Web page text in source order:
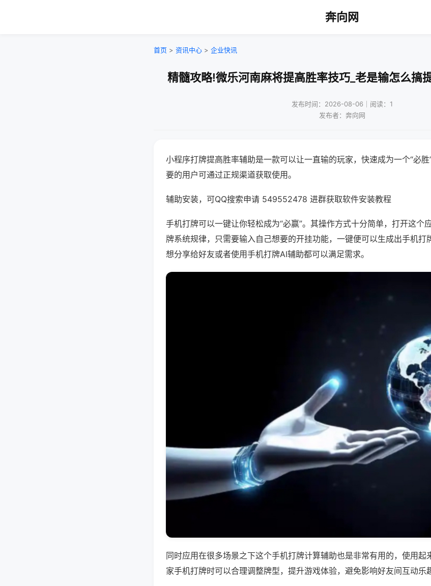
奔向网
首页 > 资讯中心 > 企业快讯
精髓攻略!微乐河南麻将提高胜率技巧_老是输怎么搞
发布时间：2026-08-06｜阅读：1
发布者：奔向网
小程序打牌提高胜率辅助是一款可以让一直输的玩家，快速成为一个“必
要的用户可通过正规渠道获取使用。
辅助安装，可QQ搜索申请 549552478 进群获取软件安装教程
手机打牌可以一键让你轻松成为“必赢”。其操作方式十分简单，打开这个
牌系统规律，只需要输入自己想要的开挂功能，一键便可以生成出手机打
想分享给好友或者使用手机打牌AI辅助都可以满足需求。
同时应用在很多场景之下这个手机打牌计算辅助也是非常有用的，使用起
家手机打牌时可以合理调整牌型，提升游戏体验，避免影响好友间互动乐